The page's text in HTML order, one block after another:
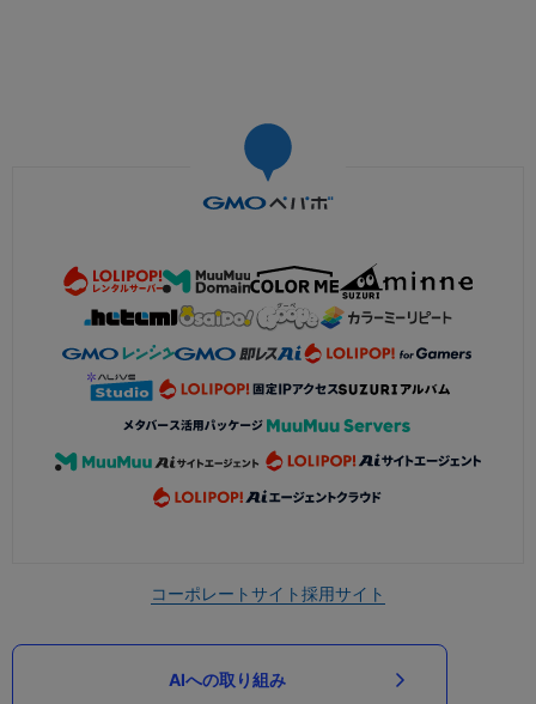
コーポレートサイト採用サイト
AIへの取り組み